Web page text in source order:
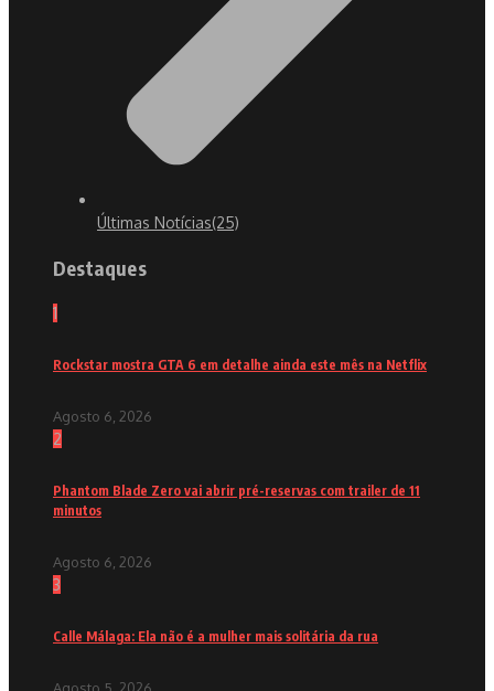
Últimas Notícias(25)
Destaques
1
Rockstar mostra GTA 6 em detalhe ainda este mês na Netflix
Agosto 6, 2026
2
Phantom Blade Zero vai abrir pré-reservas com trailer de 11
minutos
Agosto 6, 2026
3
Calle Málaga: Ela não é a mulher mais solitária da rua